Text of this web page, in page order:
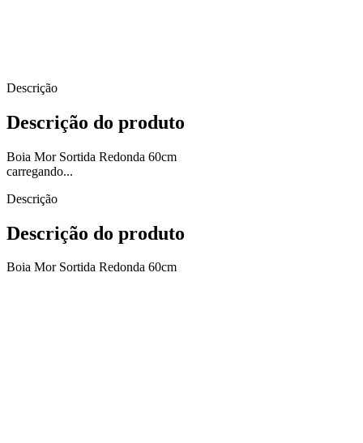
Descrição
Descrição do produto
Boia Mor Sortida Redonda 60cm
carregando...
Descrição
Descrição do produto
Boia Mor Sortida Redonda 60cm